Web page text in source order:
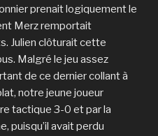
prenait logiquement le
Merz remportait
Julien clôturait cette
Malgré le jeu assez
de ce dernier collant à
notre jeune joueur
tactique 3-0 et par la
puisqu’il avait perdu